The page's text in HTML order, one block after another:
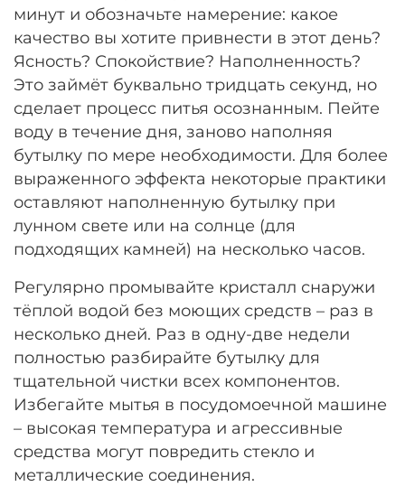
минут и обозначьте намерение: какое
качество вы хотите привнести в этот день?
Ясность? Спокойствие? Наполненность?
Это займёт буквально тридцать секунд, но
сделает процесс питья осознанным. Пейте
воду в течение дня, заново наполняя
бутылку по мере необходимости. Для более
выраженного эффекта некоторые практики
оставляют наполненную бутылку при
лунном свете или на солнце (для
подходящих камней) на несколько часов.
Регулярно промывайте кристалл снаружи
тёплой водой без моющих средств – раз в
несколько дней. Раз в одну-две недели
полностью разбирайте бутылку для
тщательной чистки всех компонентов.
Избегайте мытья в посудомоечной машине
– высокая температура и агрессивные
средства могут повредить стекло и
металлические соединения.